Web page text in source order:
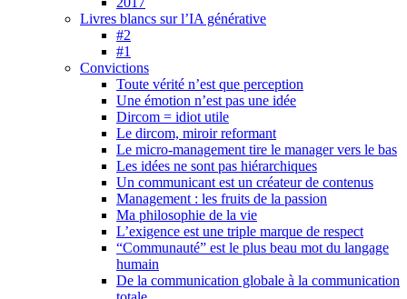
Livres blancs sur l’IA générative
#2
#1
Convictions
Toute vérité n’est que perception
Une émotion n’est pas une idée
Dircom = idiot utile
Le dircom, miroir reformant
Le micro-management tire le manager vers le bas
Les idées ne sont pas hiérarchiques
Un communicant est un créateur de contenus
Management : les fruits de la passion
Ma philosophie de la vie
L’exigence est une triple marque de respect
“Communauté” est le plus beau mot du langage
humain
De la communication globale à la communication